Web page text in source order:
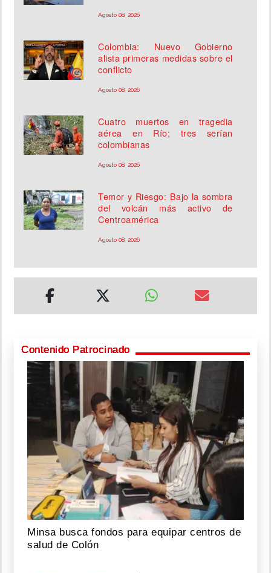
Agosto 08, 2026
Colombia: Nuevo Gobierno
alista primeras medidas sobre el
conflicto
Agosto 08, 2026
Cuatro muertos en tragedia
aérea en Río; tres serían
colombianas
Agosto 08, 2026
Temor y Riesgo: Bajo la sombra
del volcán más activo de
Centroamérica
Agosto 08, 2026
Contenido Patrocinado
Minsa busca fondos para equipar centros de
salud de Colón